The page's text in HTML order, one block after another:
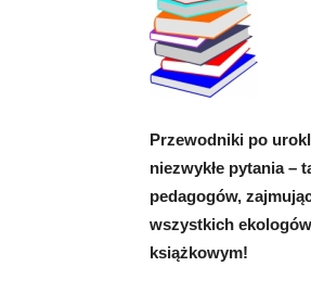
Przewodniki po
niezwykłe pytania –
pedagogów,
wszystkich
książkowym!